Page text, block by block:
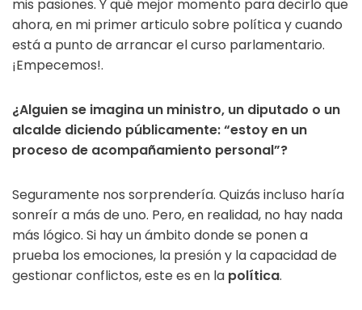
mis pasiones. Y qué mejor momento para decirlo que
ahora, en mi primer articulo sobre política y cuando
está a punto de arrancar el curso parlamentario.
¡Empecemos!.
¿Alguien se imagina un ministro, un diputado o un
alcalde diciendo públicamente: “estoy en un
proceso de acompañamiento personal”?
Seguramente nos sorprendería. Quizás incluso haría
sonreír a más de uno. Pero, en realidad, no hay nada
más lógico. Si hay un ámbito donde se ponen a
prueba los emociones, la presión y la capacidad de
gestionar conflictos, este es en la política.